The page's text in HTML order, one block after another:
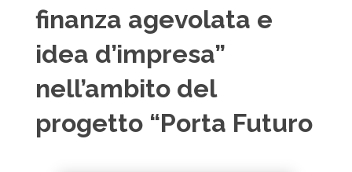
finanza agevolata e
idea d’impresa”
nell’ambito del
progetto “Porta Futuro